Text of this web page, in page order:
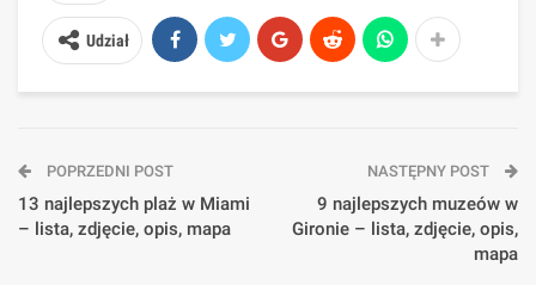
Udział
POPRZEDNI POST
13 najlepszych plaż w Miami
– lista, zdjęcie, opis, mapa
NASTĘPNY POST
9 najlepszych muzeów w
Gironie – lista, zdjęcie, opis,
mapa